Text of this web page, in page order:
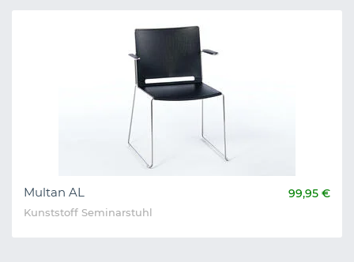
Multan AL 99,95 €
Kunststoff Seminarstuhl